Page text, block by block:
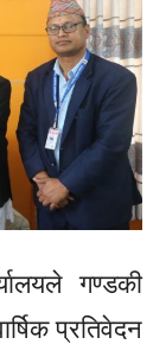
गण्डकी
प्रतिवेदन